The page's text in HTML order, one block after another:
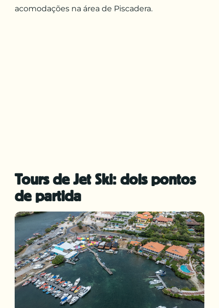
acomodações na área de Piscadera.
Tours de Jet Ski: dois pontos
de partida